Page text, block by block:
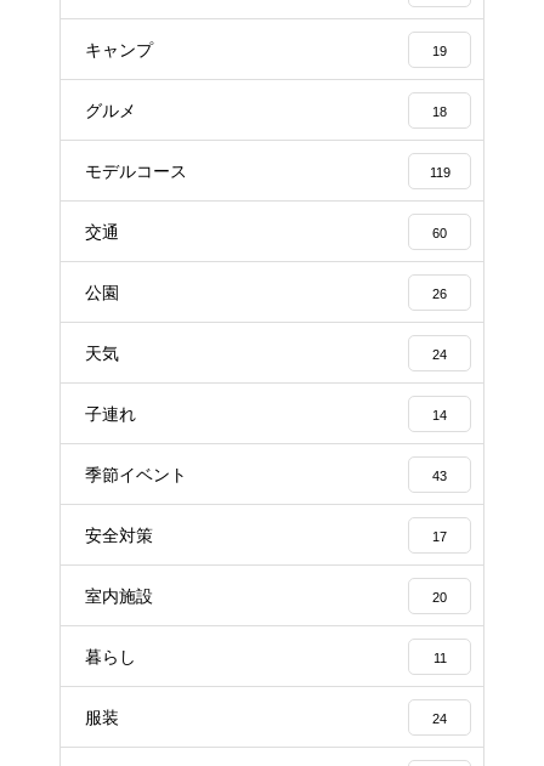
キャンプ 19
グルメ 18
モデルコース 119
交通 60
公園 26
天気 24
子連れ 14
季節イベント 43
安全対策 17
室内施設 20
暮らし 11
服装 24